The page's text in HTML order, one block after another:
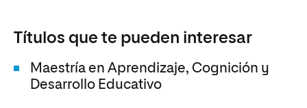
Títulos que te pueden interesar
Maestría en Aprendizaje, Cognición y
Desarrollo Educativo